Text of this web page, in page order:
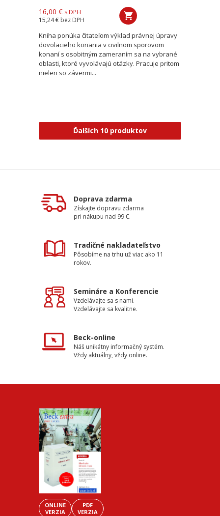
16,00 € s DPH
15,24 € bez DPH
Kniha ponúka čitateľom výklad právnej úpravy
dovolacieho konania v civilnom sporovom
konaní s osobitným zameraním sa na vybrané
oblasti, ktoré vyvolávajú otázky. Pracuje pritom
nielen so závermi...
Ďalších 10 produktov
Doprava zdarma
Získajte dopravu zdarma
pri nákupu nad 99 €.
Tradičné nakladateľstvo
Pôsobíme na trhu už viac ako 11
rokov.
Semináre a Konferencie
Vzdelávajte sa s nami.
Vzdelávajte sa kvalitne.
Beck-online
Náš unikátny informačný systém.
Vždy aktuálny, vždy online.
ONLINE
VERZIA
PDF
VERZIA